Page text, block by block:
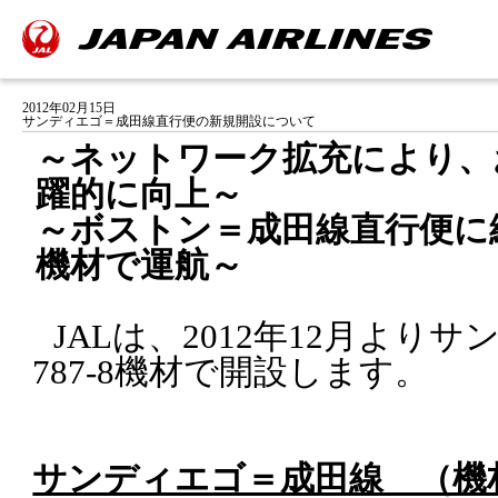
2012年02月15日
サンディエゴ＝成田線直行便の新規開設について
～ネットワーク拡充により
躍的に向上～
～ボストン＝成田線直行便
機材で運航～
JALは、 2012年12 月よりサ
787-8機材で開設します。
サンディエゴ＝成田線 （機